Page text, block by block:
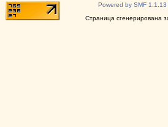
Powered by SMF 1.1.13
Страница сгенерирована